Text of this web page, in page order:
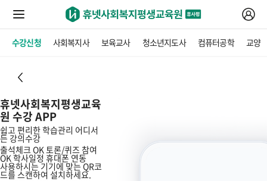
수강신청 사회복지사 보육교사 청소년지도사 컴퓨터공학 교양
휴넷사회복지평생교육
원 수강 APP
쉽고 편리한 학습관리 어디서
든 강의수강
출석체크 OK토론/퀴즈 참여
OK학사일정 휴대폰 연동
사용하시는 기기에 맞는 QR코
드를 스캔하여 설치하세요.